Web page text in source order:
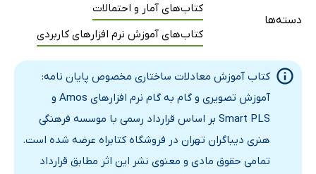
دسته‌ها
کتاب‌های آمار و احتمالات
کتاب‌های آموزش نرم افزارهای کاربردی
کتاب آموزش معادلات ساختاری مخصوص پایان نامه:
آموزش تصویری و گام به گام نرم افزارهای Amos و
Smart PLS بر اساس قرارداد رسمی با موسسه فرهنگی
هنری دیباگران تهران در فروشگاه کتابراه عرضه شده است.
تمامی حقوق مادی و معنوی نشر این اثر مطابق قرارداد